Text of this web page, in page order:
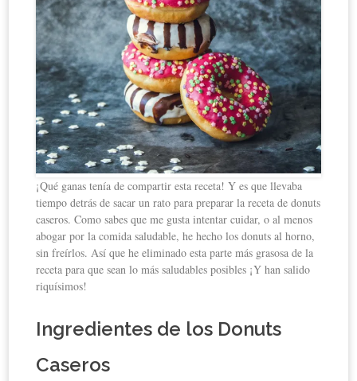
¡Qué ganas tenía de compartir esta receta! Y es que llevaba
tiempo detrás de sacar un rato para preparar la receta de donuts
caseros. Como sabes que me gusta intentar cuidar, o al menos
abogar por la comida saludable, he hecho los donuts al horno,
sin freírlos. Así que he eliminado esta parte más grasosa de la
receta para que sean lo más saludables posibles ¡Y han salido
riquísimos!
Ingredientes de los Donuts
Caseros